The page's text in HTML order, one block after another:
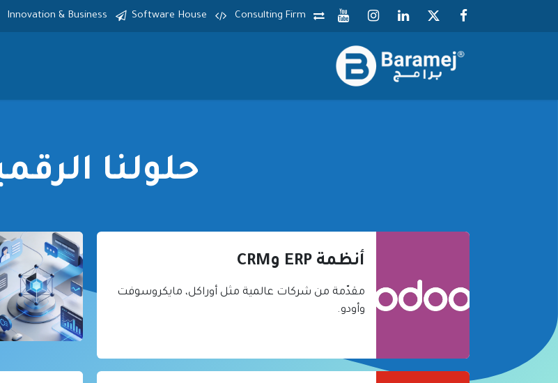
تخطي للذهاب إلى المحتوى
Consulting Firm
Software House
Innovation & Business
حلولنا
أنظمة ERP وCRM
مقدّمة من شركات عالمية مثل أوراكل، مايكروسوفت
وأودو.